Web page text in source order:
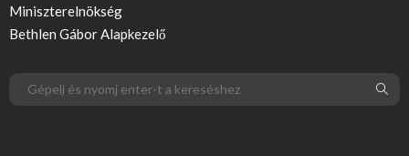
Miniszterelnökség
Bethlen Gábor Alapkezelő